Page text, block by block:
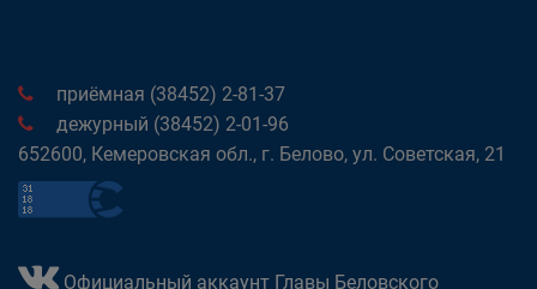
приёмная (38452) 2-81-37
дежурный (38452) 2-01-96
652600, Кемеровская обл., г. Белово, ул. Советская, 21
Официальный аккаунт Главы Беловского